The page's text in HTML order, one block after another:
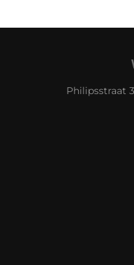
Philipsstraat